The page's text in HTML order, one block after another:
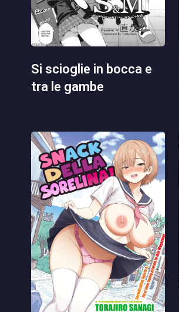
si scioglie in bocca e
tra le gambe